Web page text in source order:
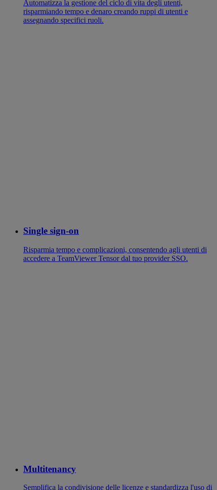
Automatizza la gestione del ciclo di vita degli utenti,
risparmiando tempo e denaro creando ruppi di utenti e
assegnando specifici ruoli.
Single sign-on
Risparmia tempo e complicazioni, consentendo agli utenti di
accedere a TeamViewer Tensor dal tuo provider SSO.
Multitenancy
Semplifica la condivisione delle licenze e standardizza l'uso di